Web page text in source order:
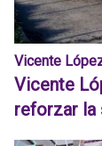
Vicente
Vicente
reforzar la